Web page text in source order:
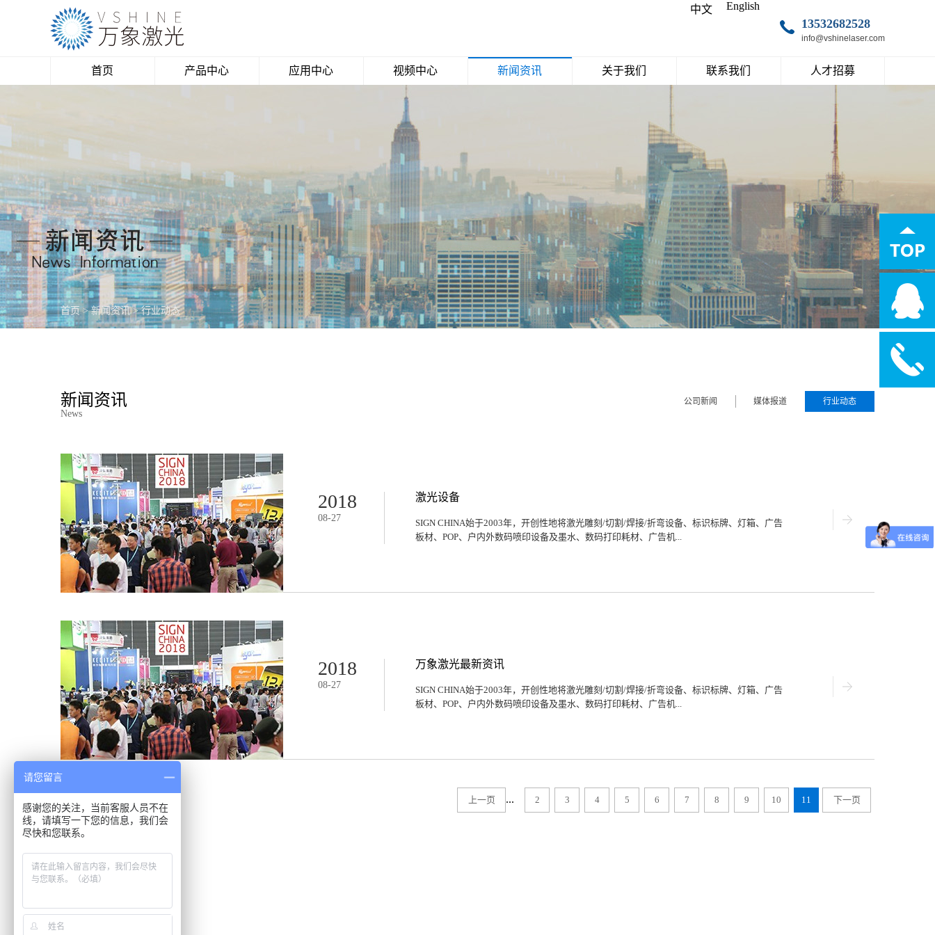
13532682528
info@vshinelaser.com
中文 English
首页 产品中心
激光打标机
激光焊接机
应用中心
数码印花
木料
水口
塑料
太阳能板
视频中心
公司视频
新闻资讯 关于我们 联系我们 人才招募
人才理念
加入万象
首页 > 新闻资讯 > 行业动态
新闻资讯
News
公司新闻 媒体报道 行业动态
2018
08-27
激光设备
SIGN CHINA始于2003年，开创性地将激光雕刻/切割/焊接/折弯设备、标识标牌、灯箱、广告
板材、POP、户内外数码喷印设备及墨水、数码打印耗材、广告机...
等产品同台分区展示，成功为广告行业打造了首个最为完整的一站式商贸采购平台。经过十六
2018
08-27
万象激光最新资讯
SIGN CHINA始于2003年，开创性地将激光雕刻/切割/焊接/折弯设备、标识标牌、灯箱、广告
板材、POP、户内外数码喷印设备及墨水、数码打印耗材、广告机...
等产品同台分区展示，成功为广告行业打造了首个最为完整的一站式商贸采购平台。经过十六
也是业界公认的观众最具全球化和国际化的展会，被业界誉为全球广告行业“奥斯卡”年度盛
上一页 ... 2 3 4 5 6 7 8 9 10 11 下一页
请您留言
感谢您的关注，当前客服人员不在
线，请填写一下您的信息，我们会
尽快和您联系。